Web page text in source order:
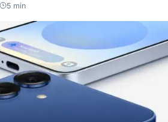
5 min